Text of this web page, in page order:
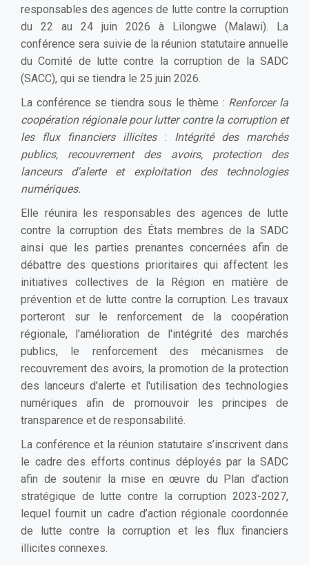
responsables des agences de lutte contre la corruption
du 22 au 24 juin 2026 à Lilongwe (Malawi). La
conférence sera suivie de la réunion statutaire annuelle
du Comité de lutte contre la corruption de la SADC
(SACC), qui se tiendra le 25 juin 2026.
La conférence se tiendra sous le thème : Renforcer la
coopération régionale pour lutter contre la corruption et
les flux financiers illicites: Intégrité des marchés
publics, recouvrement des avoirs, protection des
lanceurs d'alerte et exploitation des technologies
numériques.
Elle réunira les responsables des agences de lutte
contre la corruption des États membres de la SADC
ainsi que les parties prenantes concernées afin de
débattre des questions prioritaires qui affectent les
initiatives collectives de la Région en matière de
prévention et de lutte contre la corruption. Les travaux
porteront sur le renforcement de la coopération
régionale, l'amélioration de l'intégrité des marchés
publics, le renforcement des mécanismes de
recouvrement des avoirs, la promotion de la protection
des lanceurs d'alerte et l'utilisation des technologies
numériques afin de promouvoir les principes de
transparence et de responsabilité.
La conférence et la réunion statutaire s’inscrivent dans
le cadre des efforts continus déployés par la SADC
afin de soutenir la mise en œuvre du Plan d’action
stratégique de lutte contre la corruption 2023-2027,
lequel fournit un cadre d’action régionale coordonnée
de lutte contre la corruption et les flux financiers
illicites connexes.